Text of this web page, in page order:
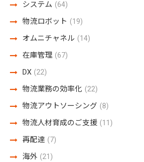
システム (64)
物流ロボット (19)
オムニチャネル (14)
在庫管理 (67)
DX (22)
物流業務の効率化 (22)
物流アウトソーシング (8)
物流人材育成のご支援 (11)
再配達 (7)
海外 (21)